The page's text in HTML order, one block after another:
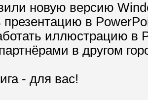
новую версию
презентацию в
иллюстрацию в
в другом
- для вас!